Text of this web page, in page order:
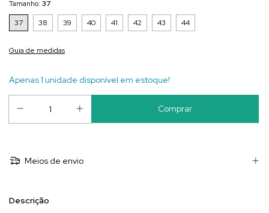
Tamanho: 37
37
38 39 40 41 42 43 44
Guia de medidas
Apenas 1 unidade disponível em estoque!
Meios de envio
Descrição